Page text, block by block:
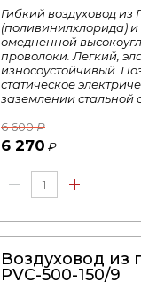
Гибкий воздуховод из
(поливинилхлорида)
омедненной
проволоки. Легкий,
износоустойчивый.
статическое
заземлении стальной
6 600₽
6 270 ₽
Воздуховод из
PVC-500-150/9